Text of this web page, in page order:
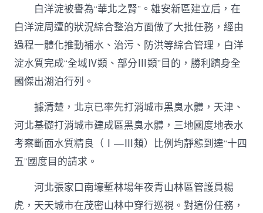
白洋淀被譽為“華北之腎”。雄安新區建立后，在
白洋淀周遭的狀況綜合整治方面做了大批任務，經由
過程一體化推動補水、治污、防洪等綜合管理，白洋
淀水質完成“全域Ⅳ類、部分Ⅲ類”目的，勝利躋身全
國傑出湖泊行列。
據清楚，北京已率先打消城市黑臭水體，天津、
河北基礎打消城市建成區黑臭水體，三地國度地表水
考察斷面水質精良（Ⅰ—Ⅲ類）比例均靜態到達“十四
五”國度目的請求。
河北張家口南壕塹林場年夜青山林區管護員楊
虎，天天城市在茂密山林中穿行巡視。對這份任務，